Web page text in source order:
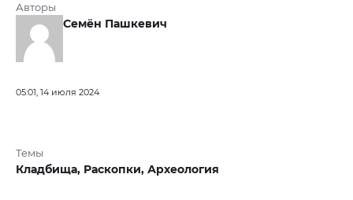
Авторы
Семён Пашкевич
05:01, 14 июля 2024
Темы
Кладбища, Раскопки, Археология